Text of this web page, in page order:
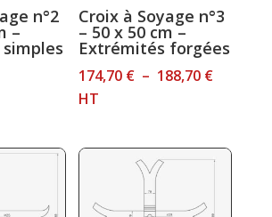
n°2
–
Croix à Soyage n°3
– 50 x 50 cm –
Extrémités forgées
174,70 € – 188,70 €Plage
174,70 €
à
HT